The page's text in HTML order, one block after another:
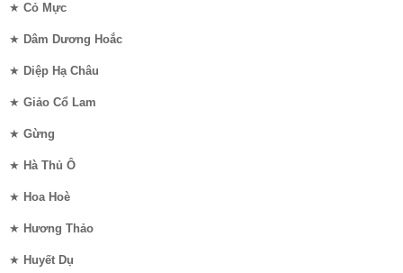
★ Cỏ Mực
★ Dâm Dương Hoắc
★ Diệp Hạ Châu
★ Giảo Cổ Lam
★ Gừng
★ Hà Thủ Ô
★ Hoa Hoè
★ Hương Thảo
★ Huyết Dụ